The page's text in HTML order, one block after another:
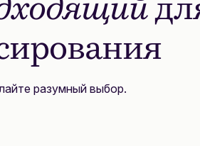
разумный выбор.